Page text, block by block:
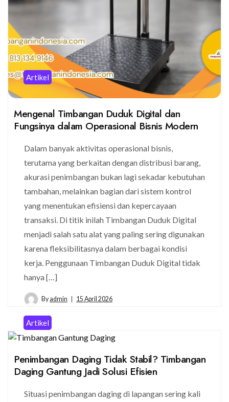
Artikel
Mengenal Timbangan Duduk Digital dan
Fungsinya dalam Operasional Bisnis Modern
Dalam banyak aktivitas operasional bisnis,
terutama yang berkaitan dengan distribusi barang,
akurasi penimbangan bukan lagi sekadar kebutuhan
tambahan, melainkan bagian dari sistem kontrol
yang menentukan efisiensi dan kepercayaan
transaksi. Di titik inilah Timbangan Duduk Digital
menjadi salah satu alat yang paling sering digunakan
karena fleksibilitasnya dalam berbagai kondisi
kerja. Penggunaan Timbangan Duduk Digital tidak
hanya […]
By admin 15 April 2026
Artikel
Penimbangan Daging Tidak Stabil? Timbangan
Daging Gantung Jadi Solusi Efisien
Situasi penimbangan daging di lapangan sering kali